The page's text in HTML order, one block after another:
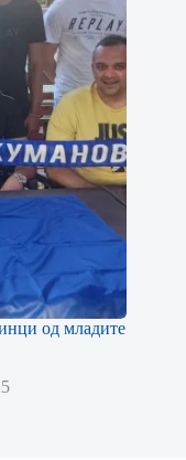
од младите